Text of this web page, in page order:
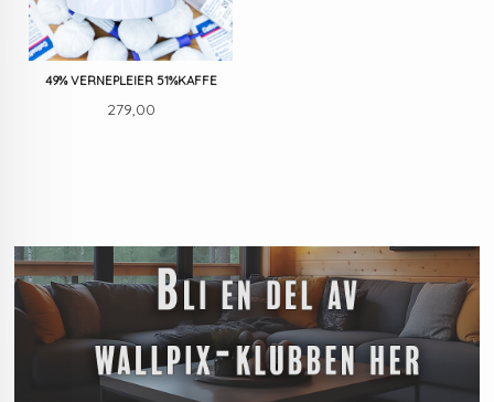
49% VERNEPLEIER 51%KAFFE
Pris
279,00